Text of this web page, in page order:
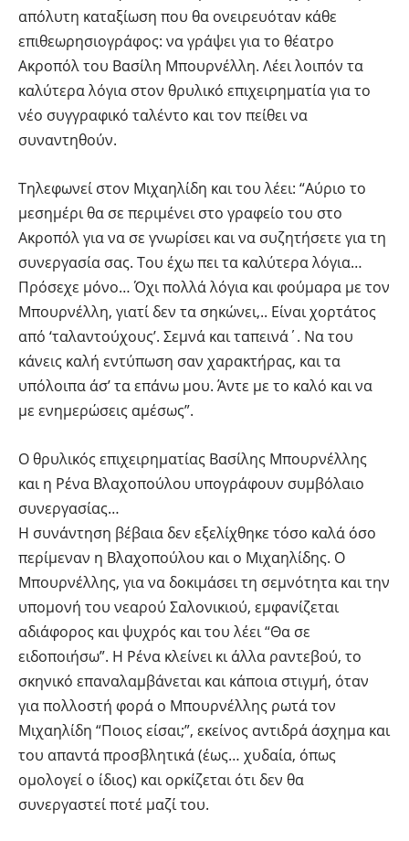
απόλυτη καταξίωση που θα ονειρευόταν κάθε
επιθεωρησιογράφος: να γράψει για το θέατρο
Ακροπόλ του Βασίλη Μπουρνέλλη. Λέει λοιπόν τα
καλύτερα λόγια στον θρυλικό επιχειρηματία για το
νέο συγγραφικό ταλέντο και τον πείθει να
συναντηθούν.
Τηλεφωνεί στον Μιχαηλίδη και του λέει: “Αύριο το
μεσημέρι θα σε περιμένει στο γραφείο του στο
Ακροπόλ για να σε γνωρίσει και να συζητήσετε για τη
συνεργασία σας. Του έχω πει τα καλύτερα λόγια…
Πρόσεχε μόνο… Όχι πολλά λόγια και φούμαρα με τον
Μπουρνέλλη, γιατί δεν τα σηκώνει,.. Είναι χορτάτος
από ‘ταλαντούχους’. Σεμνά και ταπεινά΄. Να του
κάνεις καλή εντύπωση σαν χαρακτήρας, και τα
υπόλοιπα άσ’ τα επάνω μου. Άντε με το καλό και να
με ενημερώσεις αμέσως”.
Ο θρυλικός επιχειρηματίας Βασίλης Μπουρνέλλης
και η Ρένα Βλαχοπούλου υπογράφουν συμβόλαιο
συνεργασίας…
Η συνάντηση βέβαια δεν εξελίχθηκε τόσο καλά όσο
περίμεναν η Βλαχοπούλου και ο Μιχαηλίδης. Ο
Μπουρνέλλης, για να δοκιμάσει τη σεμνότητα και την
υπομονή του νεαρού Σαλονικιού, εμφανίζεται
αδιάφορος και ψυχρός και του λέει “Θα σε
ειδοποιήσω”. Η Ρένα κλείνει κι άλλα ραντεβού, το
σκηνικό επαναλαμβάνεται και κάποια στιγμή, όταν
για πολλοστή φορά ο Μπουρνέλλης ρωτά τον
Μιχαηλίδη “Ποιος είσαι;”, εκείνος αντιδρά άσχημα και
του απαντά προσβλητικά (έως… χυδαία, όπως
ομολογεί ο ίδιος) και ορκίζεται ότι δεν θα
συνεργαστεί ποτέ μαζί του.